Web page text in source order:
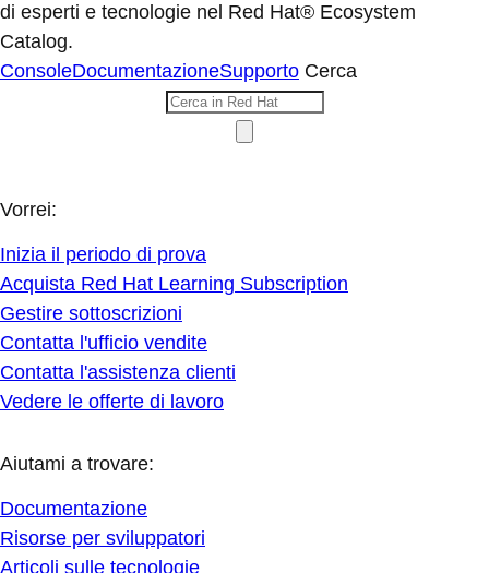
di esperti e tecnologie nel Red Hat® Ecosystem
Catalog.
ConsoleDocumentazioneSupporto Cerca
Vorrei:
Inizia il periodo di prova
Acquista Red Hat Learning Subscription
Gestire sottoscrizioni
Contatta l'ufficio vendite
Contatta l'assistenza clienti
Vedere le offerte di lavoro
Aiutami a trovare:
Documentazione
Risorse per sviluppatori
Articoli sulle tecnologie